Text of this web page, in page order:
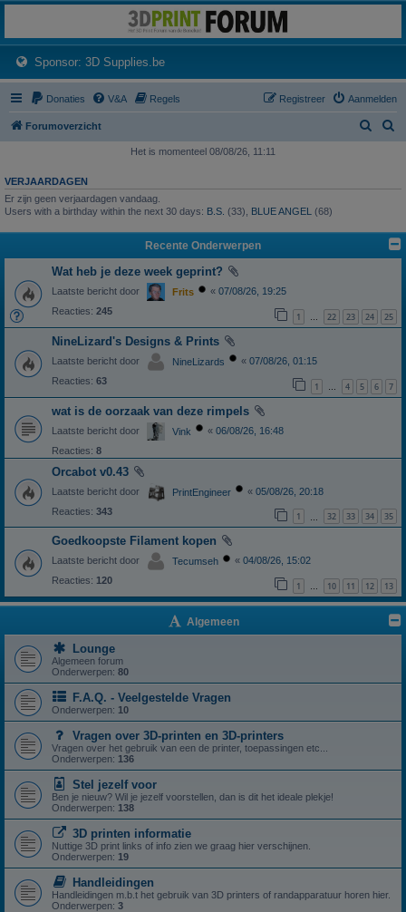
Het 3D print forum van de Benelux na de sluiting van 3dprintforum.nl
Sponsor: 3D Supplies.be(Opens a new tab)
Donaties V&A Regels Aanmelden
Registreer
Forumoverzicht
k
k
Het is momenteel 08/08/26, 11:11
VERJAARDAGEN
Er zijn geen verjaardagen vandaag.
Users with a birthday within the next 30 days: B.S. (33), BLUE ANGEL (68)
Recente Onderwerpen
Wat heb je deze week geprint?
Laatste bericht door Frits « 07/08/26, 19:25
Reacties: 245 1 … 22 23 24 25
NineLizard's Designs & Prints
Laatste bericht door NineLizards « 07/08/26, 01:15
Reacties: 63 1 … 4 5 6 7
wat is de oorzaak van deze rimpels
Laatste bericht door Vink « 06/08/26, 16:48
Reacties: 8
Orcabot v0.43
Laatste bericht door PrintEngineer « 05/08/26, 20:18
Reacties: 343 1 32 33 34 35
Goedkoopste Filament kopen
Laatste bericht door Tecumseh « 04/08/26, 15:02
Reacties: 120 1 … 10 11 12 13
Algemeen
Lounge
Algemeen forum
Onderwerpen: 80
F.A.Q. - Veelgestelde Vragen
Onderwerpen: 10
Vragen over 3D-printen en 3D-printers
Vragen over het gebruik van een de printer, toepassingen etc...
Onderwerpen: 136
Stel jezelf voor
Ben je nieuw? Wil je jezelf voorstellen, dan is dit het ideale plekje!
Onderwerpen: 138
3D printen informatie
Nuttige 3D print links of info zien we graag hier verschijnen.
Onderwerpen: 19
Handleidingen
Handleidingen m.b.t het gebruik van 3D printers of randapparatuur horen hier.
Onderwerpen: 3